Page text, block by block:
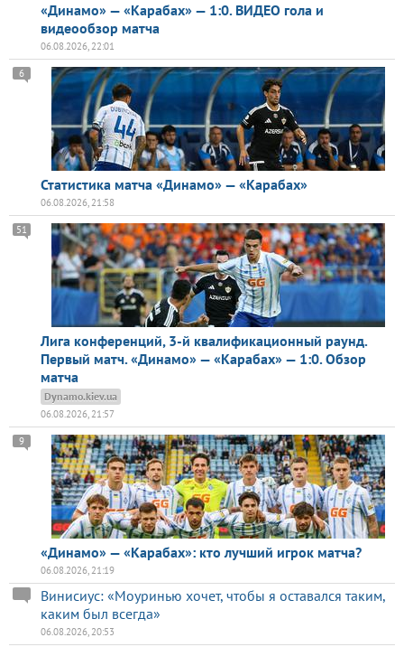
«Динамо» — «Карабах» — 1:0. ВИДЕО гола и
видеообзор матча
06.08.2026, 22:01
Статистика матча «Динамо» — «Карабах»
6
06.08.2026, 21:58
Лига конференций, 3-й квалификационный раунд.
Первый матч. «Динамо» — «Карабах» — 1:0. Обзор
матча
51
Dynamo.kiev.ua
06.08.2026, 21:57
«Динамо» — «Карабах»: кто лучший игрок матча?
9
06.08.2026, 21:19
Винисиус: «Моуринью хочет, чтобы я оставался таким,
каким был всегда»
06.08.2026, 20:53